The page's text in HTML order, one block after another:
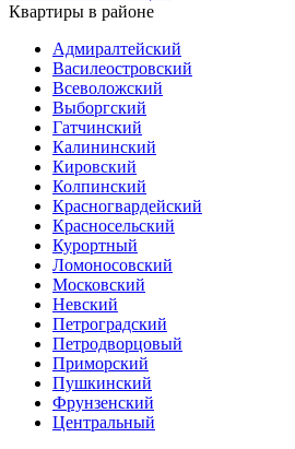
Квартиры в районе
Адмиралтейский
Василеостровский
Всеволожский
Выборгский
Гатчинский
Калининский
Кировский
Колпинский
Красногвардейский
Красносельский
Курортный
Ломоносовский
Московский
Невский
Петроградский
Петродворцовый
Приморский
Пушкинский
Фрунзенский
Центральный